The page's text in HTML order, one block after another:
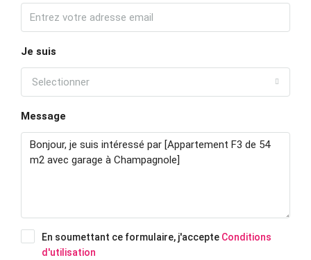
Je suis
Selectionner
Message
En soumettant ce formulaire, j'accepte Conditions
d'utilisation